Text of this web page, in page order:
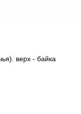
верх - байка